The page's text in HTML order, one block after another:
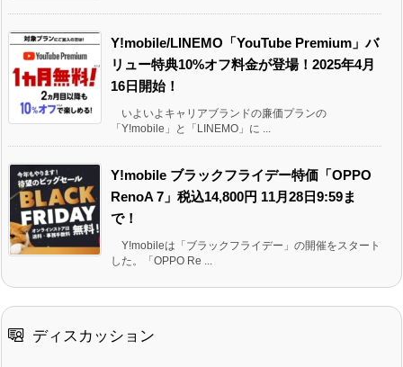
Y!mobile/LINEMO「YouTube Premium」バ
リュー特典10%オフ料金が登場！2025年4月
16日開始！
いよいよキャリアブランドの廉価プランの
「Y!mobile」と「LINEMO」に ...
Y!mobile ブラックフライデー特価「OPPO
RenoA 7」税込14,800円 11月28日9:59ま
で！
Y!mobileは「ブラックフライデー」の開催をスタート
した。「OPPO Re ...
ディスカッション